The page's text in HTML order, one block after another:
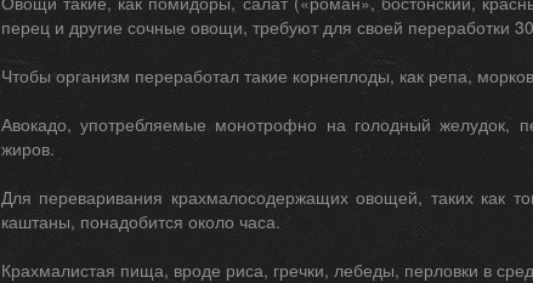
перец и другие сочные овощи, требуют для своей переработки
Чтобы организм переработал такие корнеплоды, как репа,
Авокадо, употребляемые монотрофно на голодный желудок,
жиров.
Для переваривания крахмалосодержащих овощей, таких как
каштаны, понадобится около часа.
Крахмалистая пища, вроде риса, гречки, лебеды, перловки в